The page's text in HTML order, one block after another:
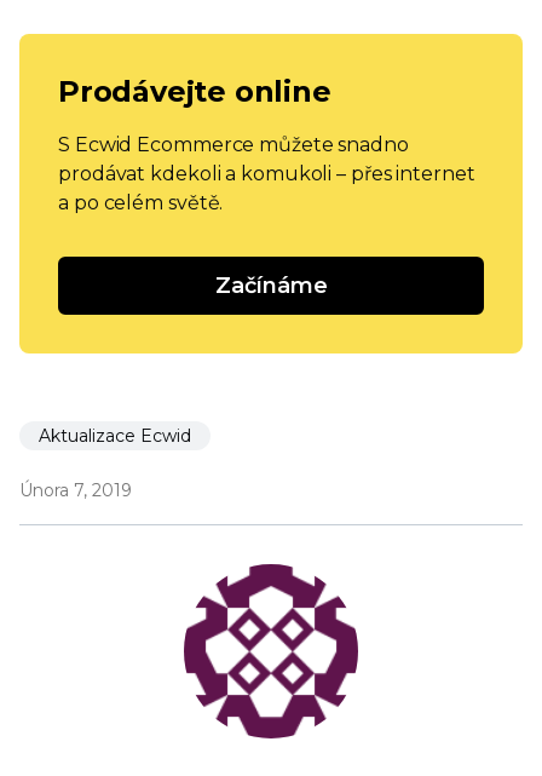
Prodávejte online
S Ecwid Ecommerce můžete snadno
prodávat kdekoli a komukoli – přes internet
a po celém světě.
Začínáme
Aktualizace Ecwid
Února 7, 2019